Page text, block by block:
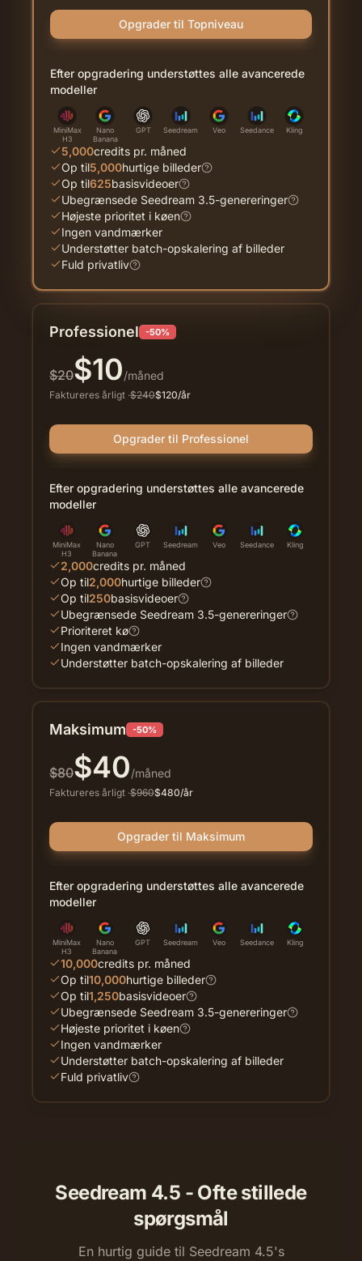
Professionel -50%
$20$10/måned
Faktureres årligt ·$240$120/år
Opgrader til Professionel
Efter opgradering understøttes alle avancerede
modeller
MiniMax
H3
Nano
Banana
GPT Seedream Veo Seedance Kling
2,000credits pr. måned
Op til2,000hurtige billeder
Op til250basisvideoer
Ubegrænsede Seedream 3.5-genereringer
Prioriteret kø
Ingen vandmærker
Understøtter batch-opskalering af billeder
Opgrader til Topniveau
Efter opgradering understøttes alle avancerede
modeller
MiniMax
H3
Nano
Banana
GPT Seedream Veo Seedance Kling
5,000credits pr. måned
Op til5,000hurtige billeder
Op til625basisvideoer
Ubegrænsede Seedream 3.5-genereringer
Højeste prioritet i køen
Ingen vandmærker
Understøtter batch-opskalering af billeder
Fuld privatliv
Maksimum -50%
$80$40/måned
Faktureres årligt ·$960$480/år
Opgrader til Maksimum
Efter opgradering understøttes alle avancerede
modeller
MiniMax
H3
Nano
Banana
GPT Seedream Veo Seedance Kling
10,000credits pr. måned
Op til10,000hurtige billeder
Op til1,250basisvideoer
Ubegrænsede Seedream 3.5-genereringer
Højeste prioritet i køen
Ingen vandmærker
Understøtter batch-opskalering af billeder
Fuld privatliv
Seedream 4.5 - Ofte stillede
spørgsmål
En hurtig guide til Seedream 4.5's